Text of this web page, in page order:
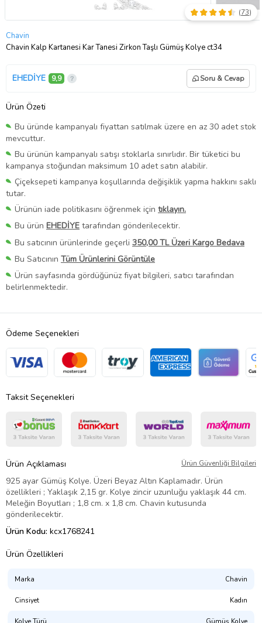
Chavin
Chavin Kalp Kartanesi Kar Tanesi Zirkon Taşlı Gümüş Kolye ct34
(73)
EHEDİYE 9,9 Soru & Cevap
Ürün Özeti
Bu üründe kampanyalı fiyattan satılmak üzere en az 30 adet stok
mevcuttur.
Bu ürünün kampanyalı satışı stoklarla sınırlıdır. Bir tüketici bu
kampanya stoğundan maksimum 10 adet satın alabilir.
Çiçeksepeti kampanya koşullarında değişiklik yapma hakkını saklı
tutar.
Ürünün iade politikasını öğrenmek için tıklayın.
Bu ürün EHEDİYE tarafından gönderilecektir.
Bu satıcının ürünlerinde geçerli 350,00 TL Üzeri Kargo Bedava
Bu Satıcının Tüm Ürünlerini Görüntüle
Ürün sayfasında gördüğünüz fiyat bilgileri, satıcı tarafından
belirlenmektedir.
Ödeme Seçenekleri
Taksit Seçenekleri
Ürün Açıklaması Ürün Güvenliği Bilgileri
925 ayar Gümüş Kolye. Üzeri Beyaz Altın Kaplamadır. Ürün
özellikleri ; Yaklaşık 2,15 gr. Kolye zincir uzunluğu yaklaşık 44 cm.
Meleğin Boyutları ; 1,8 cm. x 1,8 cm. Chavin kutusunda
gönderilecektir.
Ürün Kodu: kcx1768241
Ürün Özellikleri
Marka Chavin
Cinsiyet Kadın